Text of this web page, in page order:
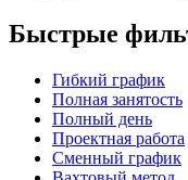
Быстрые
Гибкий график
Полная занятость
Полный день
Проектная работа
Сменный график